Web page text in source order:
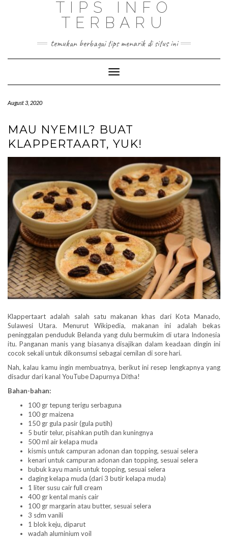
TIPS INFO
TERBARU
temukan berbagai tips menarik di situs ini
Toggle
Navigation
August 3, 2020
MAU NYEMIL? BUAT
KLAPPERTAART, YUK!
Klappertaart adalah salah satu makanan khas dari Kota Manado,
Sulawesi Utara. Menurut Wikipedia, makanan ini adalah bekas
peninggalan penduduk Belanda yang dulu bermukim di utara Indonesia
itu. Panganan manis yang biasanya disajikan dalam keadaan dingin ini
cocok sekali untuk dikonsumsi sebagai cemilan di sore hari.
Nah, kalau kamu ingin membuatnya, berikut ini resep lengkapnya yang
disadur dari kanal YouTube Dapurnya Ditha!
Bahan-bahan:
100 gr tepung terigu serbaguna
100 gr maizena
150 gr gula pasir (gula putih)
5 butir telur, pisahkan putih dan kuningnya
500 ml air kelapa muda
kismis untuk campuran adonan dan topping, sesuai selera
kenari untuk campuran adonan dan topping, sesuai selera
bubuk kayu manis untuk topping, sesuai selera
daging kelapa muda (dari 3 butir kelapa muda)
1 liter susu cair full cream
400 gr kental manis cair
100 gr margarin atau butter, sesuai selera
3 sdm vanili
1 blok keju, diparut
wadah aluminium voil